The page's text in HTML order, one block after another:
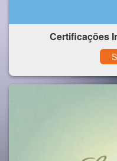
Certificações